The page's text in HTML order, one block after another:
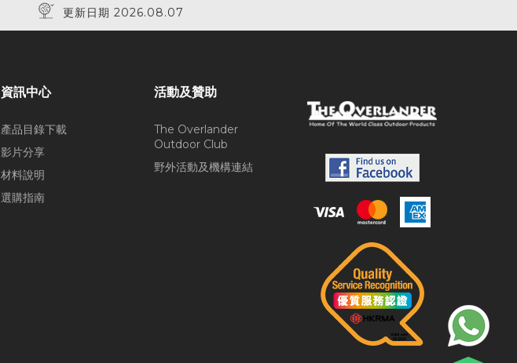
更新日期 2026.08.07
資訊中心
產品目錄下載
影片分享
材料說明
選購指南
活動及贊助
The Overlander
Outdoor Club
野外活動及機構連結